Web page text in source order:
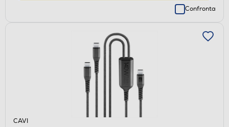
Confronta
CAVI